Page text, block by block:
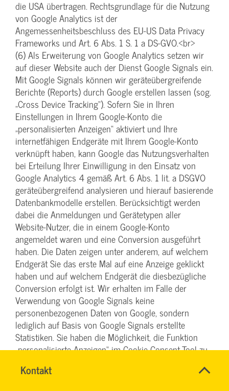
Kontakt
INGO
Name*
die USA übertragen. Rechtsgrundlage für die Nutzung
von Google Analytics ist der
Angemessenheitsbeschluss des EU-US Data Privacy
Frameworks und Art. 6 Abs. 1 S. 1 a DS-GVO.<br>
(6) Als Erweiterung von Google Analytics setzen wir
auf dieser Website auch der Dienst Google Signals ein.
Mit Google Signals können wir geräteübergreifende
Berichte (Reports) durch Google erstellen lassen (sog.
„Cross Device Tracking“). Sofern Sie in Ihren
Einstellungen in Ihrem Google-Konto die
„personalisierten Anzeigen“ aktiviert und Ihre
internetfähigen Endgeräte mit Ihrem Google-Konto
verknüpft haben, kann Google das Nutzungsverhalten
bei Erteilung Ihrer Einwilligung in den Einsatz von
Google Analytics 4 gemäß Art. 6 Abs. 1 lit. a DSGVO
geräteübergreifend analysieren und hierauf basierende
Datenbankmodelle erstellen. Berücksichtigt werden
dabei die Anmeldungen und Gerätetypen aller
Website-Nutzer, die in einem Google-Konto
angemeldet waren und eine Conversion ausgeführt
haben. Die Daten zeigen unter anderem, auf welchem
Endgerät Sie das erste Mal auf eine Anzeige geklickt
haben und auf welchem Endgerät die diesbezügliche
Conversion erfolgt ist. Wir erhalten im Falle der
Verwendung von Google Signals keine
personenbezogenen Daten von Google, sondern
lediglich auf Basis von Google Signals erstellte
Statistiken. Sie haben die Möglichkeit, die Funktion
„personalisierte Anzeigen“ im Cookie-Consent-Tool zu
Kontos zu deaktivieren und damit die